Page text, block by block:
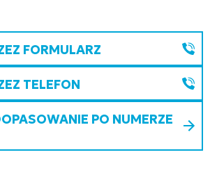
FORMULARZ
TELEFON
PO NUMERZE